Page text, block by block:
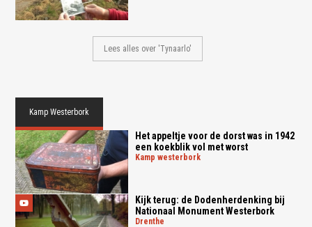
Lees alles over 'Tynaarlo'
Kamp Westerbork
Het appeltje voor de dorst was in 1942
een koekblik vol met worst
kamp westerbork
Kijk terug: de Dodenherdenking bij
Nationaal Monument Westerbork
drenthe